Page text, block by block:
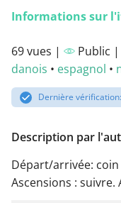
Informations sur
69 vues | Public |
danois • espagnol •
Dernière
Description par
Départ/arrivée:
Ascensions : suivre.